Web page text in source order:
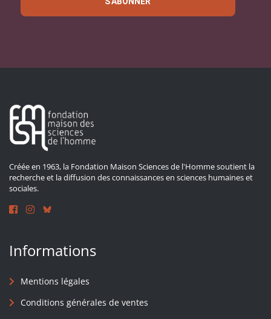
Créée en 1963, la Fondation Maison Sciences de l'Homme soutient la
recherche et la diffusion des connaissances en sciences humaines et
sociales.
Informations
Mentions légales
Conditions générales de ventes